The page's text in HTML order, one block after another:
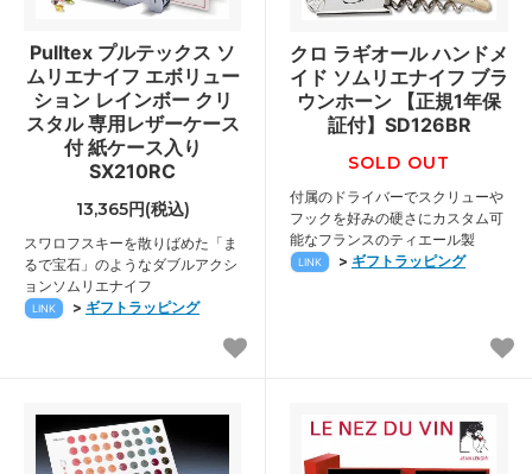
Pulltex プルテックス ソ
ムリエナイフ エボリュー
ション レインボー クリ
スタル 専用レザーケース
付 紙ケース入り
SX210RC
13,365円(税込)
スワロフスキーを散りばめた「ま
るで宝石」のようなダブルアクシ
ョンソムリエナイフ
LINK > ギフトラッピング
クロ ラギオール ハンドメ
イド ソムリエナイフ ブラ
ウンホーン 【正規1年保
証付】SD126BR
SOLD OUT
付属のドライバーでスクリューや
フックを好みの硬さにカスタム可
能なフランスのティエール製
LINK > ギフトラッピング